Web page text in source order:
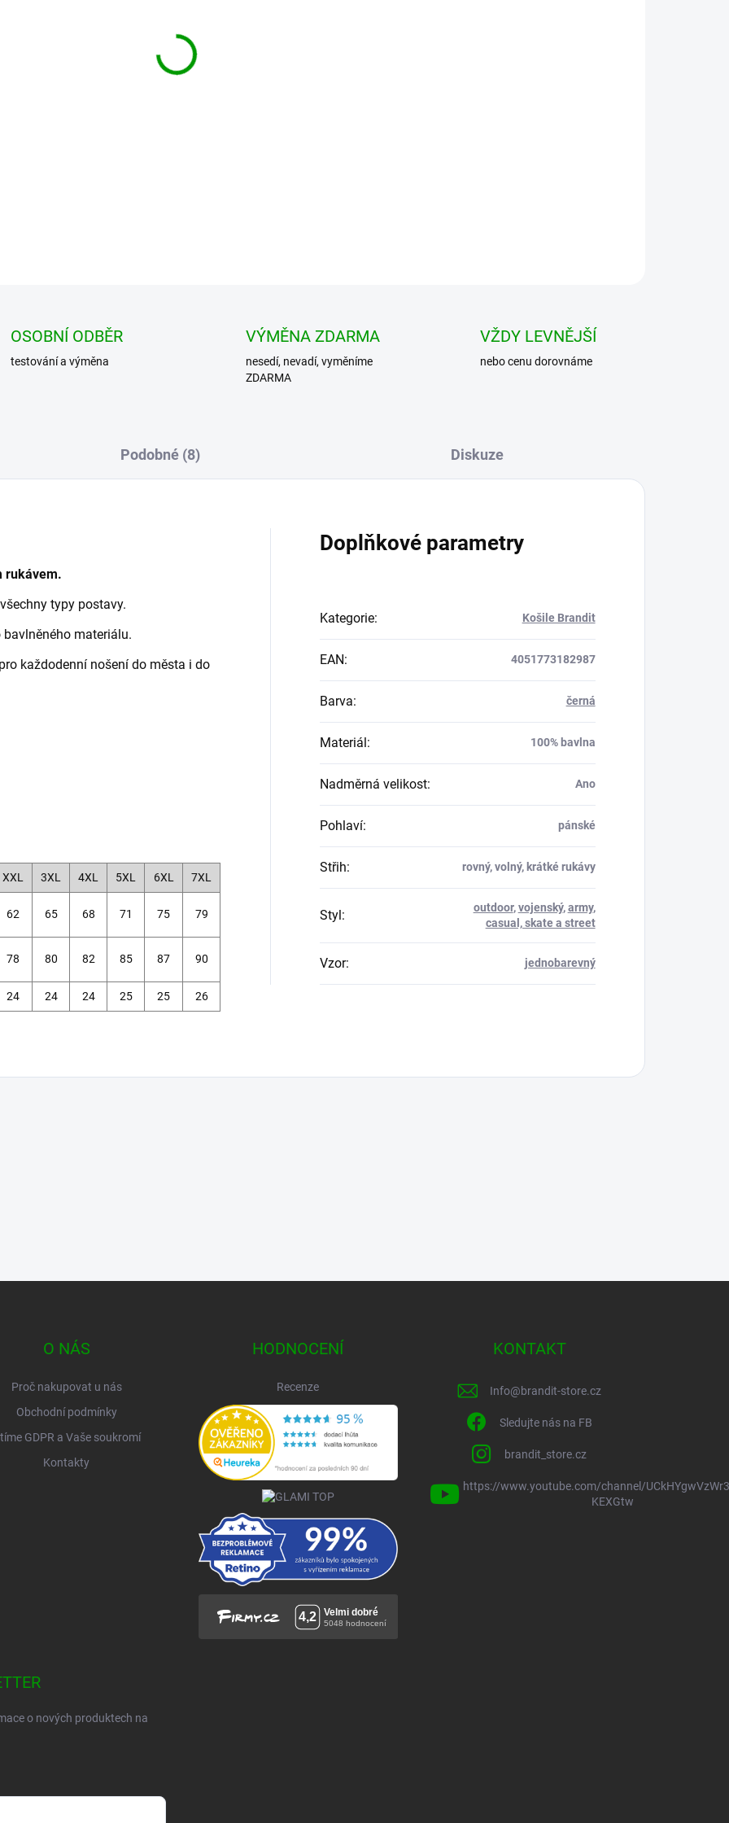
OSOBNÍ ODBĚR
testování a výměna
VÝMĚNA ZDARMA
nesedí, nevadí, vyměníme
ZDARMA
VŽDY LEVNĚJŠÍ
nebo cenu dorovnáme
Podobné (8) Diskuze
rukávem.
typy postavy.
materiálu.
každodenní nošení do města i do
XXL 3XL 4XL 5XL 6XL 7XL
62 65 68 71 75 79
78 80 82 85 87 90
24 24 24 25 25 26
Doplňkové parametry
Kategorie: Košile Brandit
EAN: 4051773182987
Barva: černá
Materiál: 100% bavlna
Nadměrná velikost: Ano
Pohlaví: pánské
Střih: rovný, volný, krátké rukávy
Styl: outdoor,vojenský,army,
casual, skate a street
Vzor: jednobarevný
O NÁS
Proč nakupovat u nás
Obchodní podmínky
GDPR a Vaše soukromí
Kontakty
HODNOCENÍ
Recenze
KONTAKT
Info@brandit-store.cz
Sledujte nás na FB
brandit_store.cz
https://www.youtube.com/channel/
KEXGtw
o nových produktech na